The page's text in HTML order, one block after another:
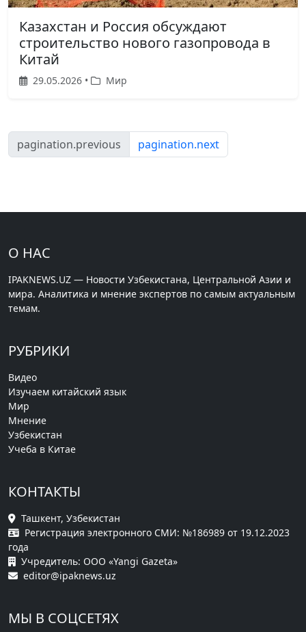
Казахстан и Россия обсуждают
строительство нового газопровода в
Китай
29.05.2026 • Мир
pagination.previous pagination.next
О НАС
IPAKNEWS.UZ — Новости Узбекистана, Центральной Азии и
мира. Аналитика и мнение экспертов по самым актуальным
темам.
РУБРИКИ
Видео
Изучаем китайский язык
Мир
Мнение
Узбекистан
Учеба в Китае
КОНТАКТЫ
Ташкент, Узбекистан
Регистрация электронного СМИ: №186989 от 19.12.2023
года
Учредитель: ООО «Yangi Gazeta»
editor@ipaknews.uz
МЫ В СОЦСЕТЯХ